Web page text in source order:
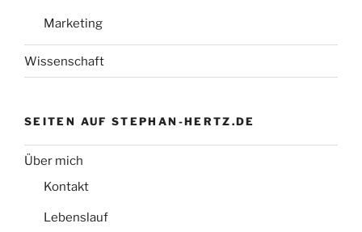
Marketing
Wissenschaft
SEITEN AUF STEPHAN-HERTZ.DE
Über mich
Kontakt
Lebenslauf